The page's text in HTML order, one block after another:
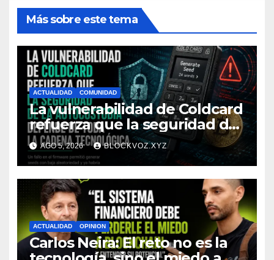
Más sobre este tema
ACTUALIDAD COMUNIDAD
La vulnerabilidad de Coldcard
refuerza que la seguridad de
la autocustodia depende de
toda la cadena tecnológica,
afirma CoinEx Research
AGO 5, 2026 BLOCKVOZ.XYZ
ACTUALIDAD OPINION
Carlos Neira: El reto no es la